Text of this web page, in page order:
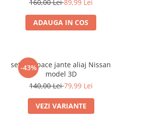
160,00 Lei89,99 Lei
ADAUGA IN COS
-43%
set 4 Capace jante aliaj Nissan
model 3D
140,00 Lei79,99 Lei
VEZI VARIANTE